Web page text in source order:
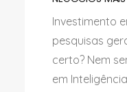
Investimento
pesquisas
certo? Nem
em